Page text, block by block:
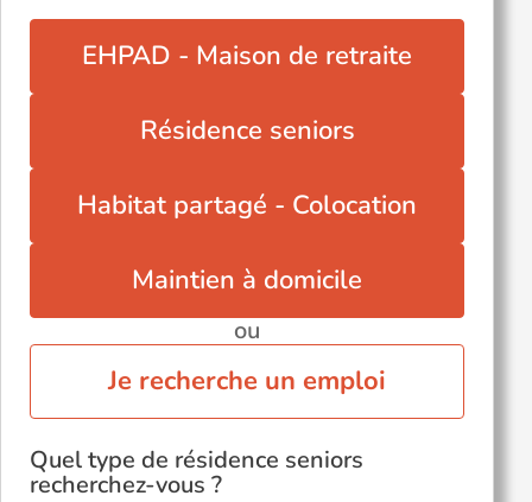
Plancoët (22130)
Pleubian (22610)
Plouagat (22170)
Plénée-Jugon (22640)
Trégastel (22730)
EHPAD - Maison de retraite
Résidence seniors
Habitat partagé - Colocation
Maintien à domicile
ou
Je recherche un emploi
Quel type de résidence seniors
recherchez-vous ?